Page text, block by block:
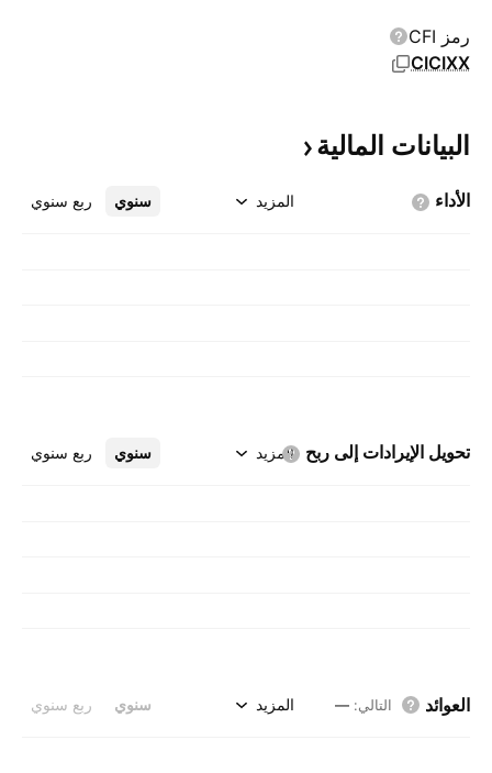
رمز CFI
CICIXX
البيانات المالية
الأداء سنوي ربع سنوي المزيد
تحويل الإيرادات إلى ربح سنوي ربع سنوي المزيد
العوائد التالي:
— سنوي ربع سنوي المزيد